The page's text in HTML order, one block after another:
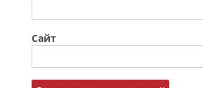
Сайт